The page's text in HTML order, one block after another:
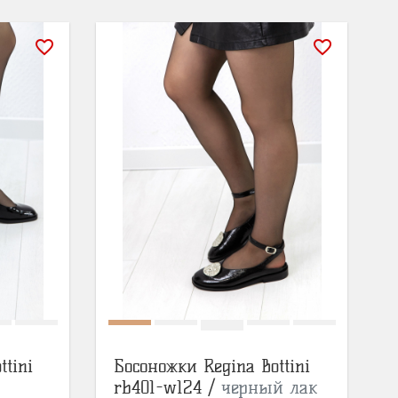
favorite_border favorite_border
Босоножки Regina Bottini
rb401-w124 /черный лак